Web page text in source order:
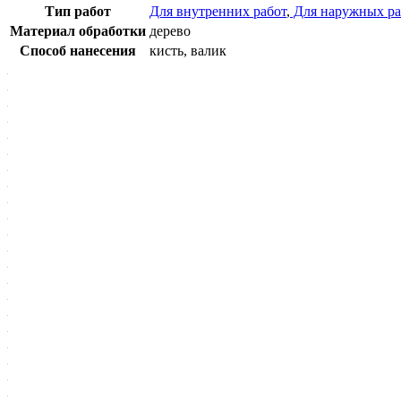
Тип работ
Для внутренних работ, Для наружных
Материал обработки дерево
Способ нанесения
кисть, валик